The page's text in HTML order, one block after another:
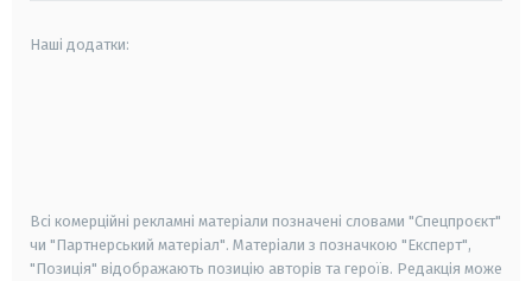
Наші додатки:
Всі комерційні рекламні матеріали позначені словами "Спецпроєкт"
чи "Партнерський матеріал". Матеріали з позначкою "Експерт",
"Позиція" відображають позицію авторів та героїв. Редакція може